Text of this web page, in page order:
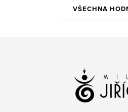
VŠECHNA